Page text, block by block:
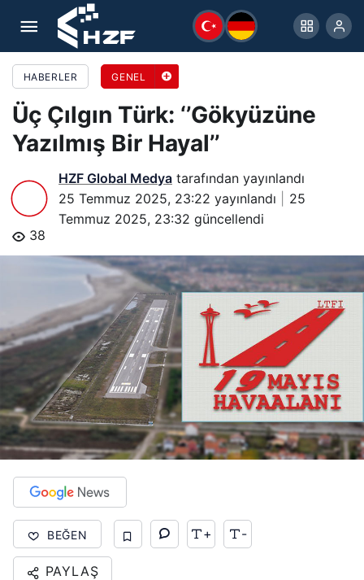
HABERLER GENEL
Üç Çılgın Türk: ‘’Gökyüzüne
Yazılmış Bir Hayal’’
HZF Global Medya tarafından yayınlandı
25 Temmuz 2025, 23:22 yayınlandı
25
Temmuz 2025, 23:32 güncellendi
38
BEĞEN + -
PAYLAŞ
Üç Çılgın Türk: ‘’Gökyüzüne Yazılmış Bir Hayal’’